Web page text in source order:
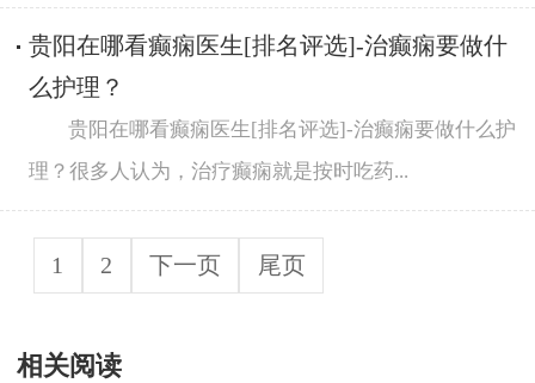
贵阳在哪看癫痫医生[排名评选]-治癫痫要做什
么护理？
贵阳在哪看癫痫医生[排名评选]-治癫痫要做什么护
理？很多人认为，治疗癫痫就是按时吃药...
1 2 下一页 尾页
相关阅读